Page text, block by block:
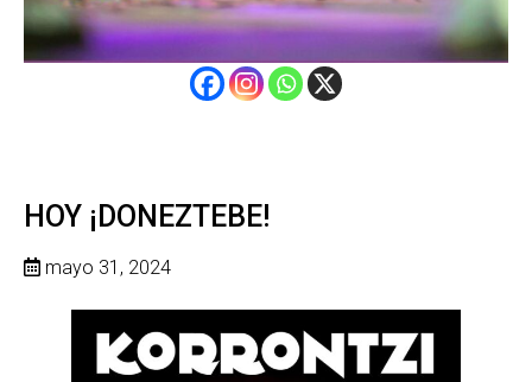
HOY ¡DONEZTEBE!
mayo 31, 2024